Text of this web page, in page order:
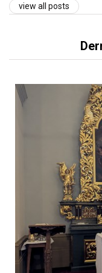
view all posts